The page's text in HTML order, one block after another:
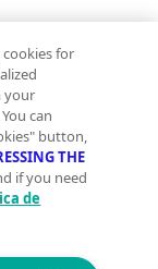
para una
que vivas
for
your
can
button,
THE
if you need
de